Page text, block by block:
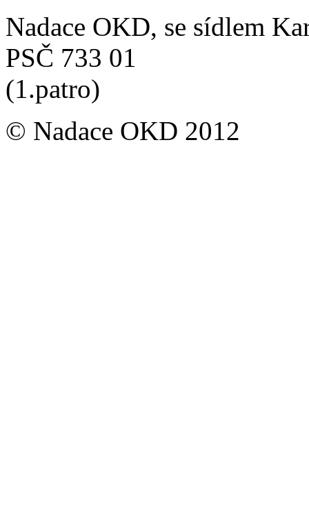
Nadace OKD, se sídlem
PSČ 733 01
(1.patro)
© Nadace OKD 2012